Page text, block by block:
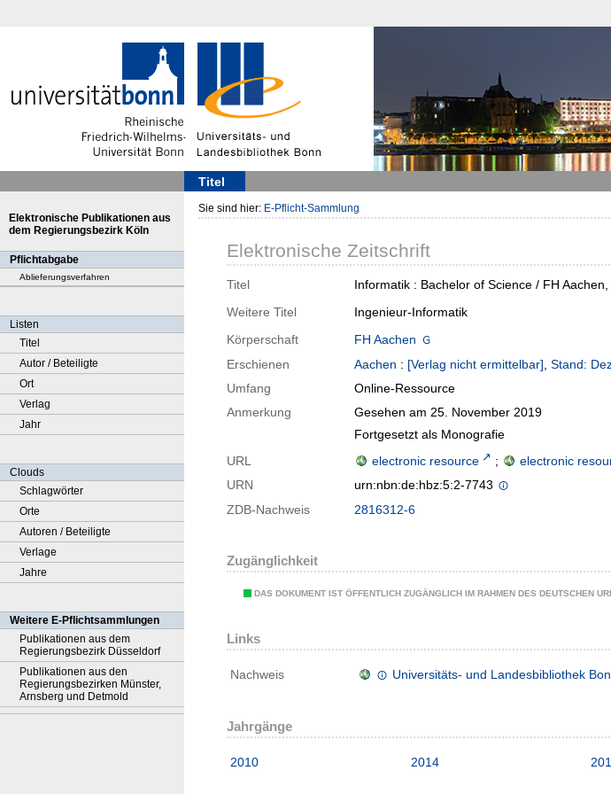
Titel
Elektronische Publikationen aus
dem Regierungsbezirk Köln
Pflichtabgabe
Ablieferungsverfahren
Listen
Titel
Autor / Beteiligte
Ort
Verlag
Jahr
Clouds
Schlagwörter
Orte
Autoren / Beteiligte
Verlage
Jahre
Weitere E-Pflichtsammlungen
Publikationen aus dem
Regierungsbezirk Düsseldorf
Publikationen aus den
Regierungsbezirken Münster,
Arnsberg und Detmold
Sie sind hier: E-Pflicht-Sammlung
Elektronische Zeitschrift
Titel
Informatik : Bachelor of Science / FH
Weitere Titel
Ingenieur-Informatik
Körperschaft
FH Aachen
Erschienen
Aachen : [Verlag nicht ermittelbar], Stand:
Umfang
Online-Ressource
Anmerkung
Gesehen am 25. November 2019
Fortgesetzt als Monografie
URL
electronic resource ;
electronic
URN
urn:nbn:de:hbz:5:2-7743
ZDB-Nachweis
2816312-6
Zugänglichkeit
DAS DOKUMENT IST ÖFFENTLICH ZUGÄNGLICH IM RAHMEN DES DEUTSCHEN
Links
Nachweis Universitäts- und Landesbibliothek
Jahrgänge
2010 2014